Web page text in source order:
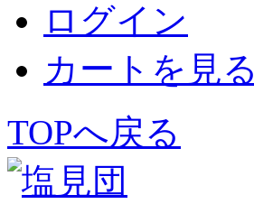
ログイン
カートを見る
TOPへ戻る